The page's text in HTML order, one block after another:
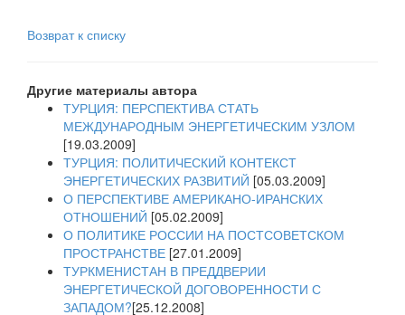
Возврат к списку
Другие материалы автора
ТУРЦИЯ: ПЕРСПЕКТИВА СТАТЬ
МЕЖДУНАРОДНЫМ ЭНЕРГЕТИЧЕСКИМ УЗЛОМ
[19.03.2009]
ТУРЦИЯ: ПОЛИТИЧЕСКИЙ КОНТЕКСТ
ЭНЕРГЕТИЧЕСКИХ РАЗВИТИЙ [05.03.2009]
О ПЕРСПЕКТИВЕ АМЕРИКАНО-ИРАНСКИХ
ОТНОШЕНИЙ [05.02.2009]
О ПОЛИТИКЕ РОССИИ НА ПОСТСОВЕТСКОМ
ПРОСТРАНСТВЕ [27.01.2009]
ТУРКМЕНИСТАН В ПРЕДДВЕРИИ
ЭНЕРГЕТИЧЕСКОЙ ДОГОВОРЕННОСТИ С
ЗАПАДОМ?[25.12.2008]